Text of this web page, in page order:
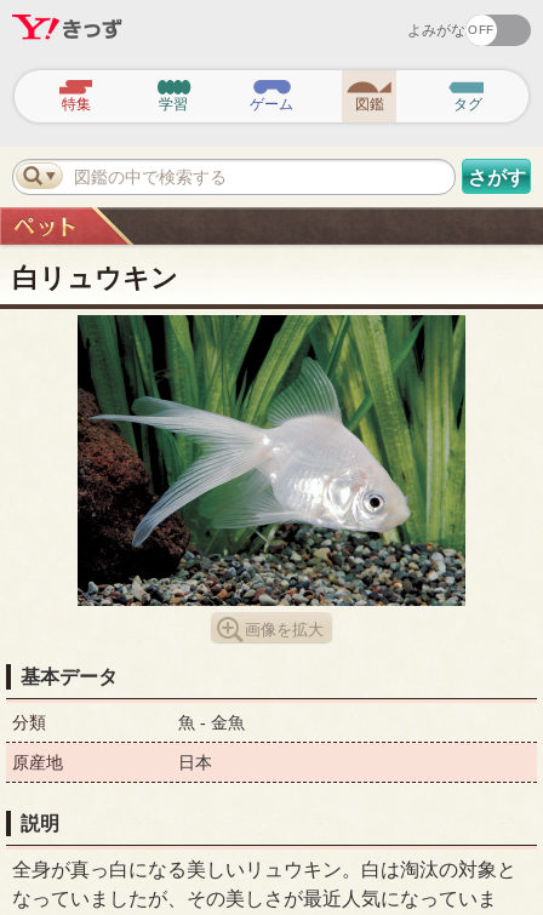
よみがな
ビ
ゲ
ー
シ
ョ
ン
特集 学習 ゲーム 図鑑 タグ
図鑑の中で検索する さがす
白リュウキン
画像を拡大
基本データ
分類 魚 - 金魚
原産地 日本
説明
全身が真っ白になる美しいリュウキン。白は淘汰の対象と
なっていましたが、その美しさが最近人気になっていま